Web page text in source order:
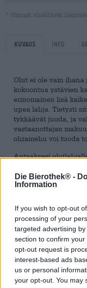
Die Bierothek® -
Information
If you wish to opt-out
processing of your
targeted advertising
section to confirm
opt-out request is
interest-based ads
us or personal
your opt-out. You may
* Hinnat sisältävät
Kuvaus Info
Olut ei ole vain ihana
kokoontua ystävien
erinomainen lisä
upea lahja. Tietysti
tykkäävät juoda, ja
vastaanottajan
ohramehu voi tuoda
Antaaksesi
juuttipussitovat
oluesi kuten hienoja
lahjapakkauslaukkua.
valmistetussa
panimopalalle astian
toisistaan joustavilla
kannen alle.
mukavan
avulla voit